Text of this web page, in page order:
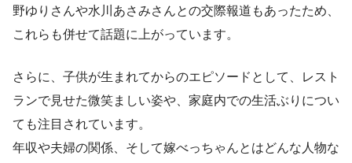
野ゆりさんや水川あさみさんとの交際報道もあったため、
これらも併せて話題に上がっています。
さらに、子供が生まれてからのエピソードとして、レスト
ランで見せた微笑ましい姿や、家庭内での生活ぶりについ
ても注目されています。
年収や夫婦の関係、そして嫁べっちゃんとはどんな人物な